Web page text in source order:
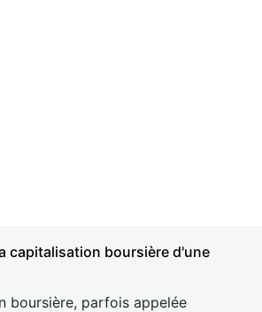
capitalisation boursière d'une
boursière, parfois appelée